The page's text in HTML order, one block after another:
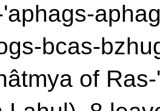
bcas-
of